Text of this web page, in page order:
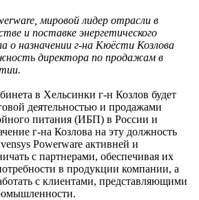
мировой лидер отрасли в
и поставке энергетического
о назначении г-на Кюёсти Козлова
директора по продажам в
в Хельсинки г-н Козлов будет
деятельностью и продажами
питания (ИБП) в России и
г-на Козлова на эту должность
Powerware активней и
с партнерами, обеспечивая их
в продукции компании, а
с клиентами, представляющими